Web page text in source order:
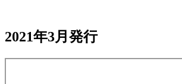
2021年3月発行